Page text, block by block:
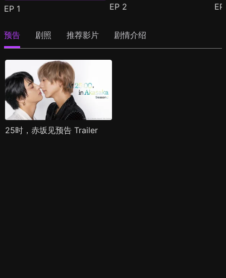
EP 1 EP 2
预告 剧照 推荐影片 剧情介绍
25时，赤坂见预告 Trailer